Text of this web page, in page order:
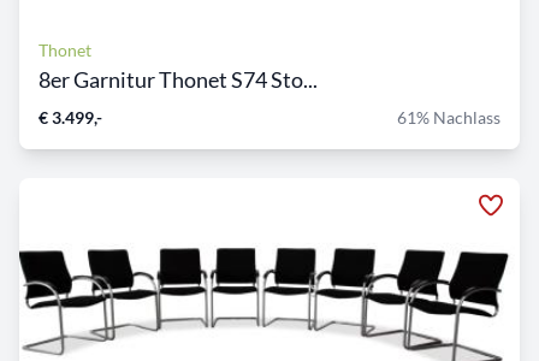
Thonet
8er Garnitur Thonet S74 Sto...
€ 3.499,- 61% Nachlass